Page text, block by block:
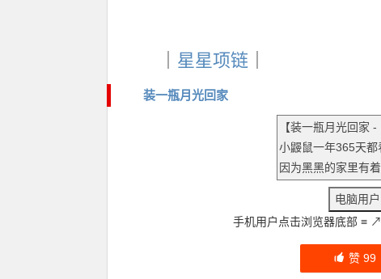
星星项链
装一瓶月光回家
手机用户点击浏览器底部 ≡ ↗
赞 99